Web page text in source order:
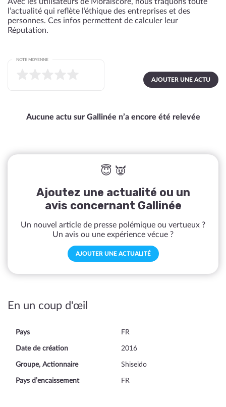
l’actualité qui reflète l’éthique des entreprises et des
personnes. Ces infos permettent de calculer leur
Réputation.
AJOUTER UNE ACTU
NOTE MOYENNE
Aucune actu sur Gallinée n’a encore été relevée
😇 👿
Ajoutez une actualité ou un
avis concernant Gallinée
Un nouvel article de presse polémique ou vertueux ?
Un avis ou une expérience vécue ?
AJOUTER UNE ACTUALITÉ
En un coup d'œil
Pays FR
Date de création 2016
Groupe, Actionnaire Shiseido
Pays d’encaissement FR